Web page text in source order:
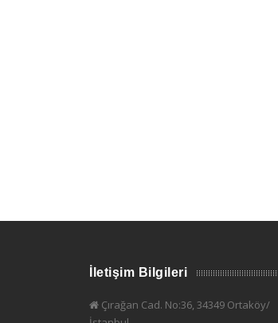
İletişim Bilgileri
Çırağan Cad. No:36, 34349 Ortaköy/